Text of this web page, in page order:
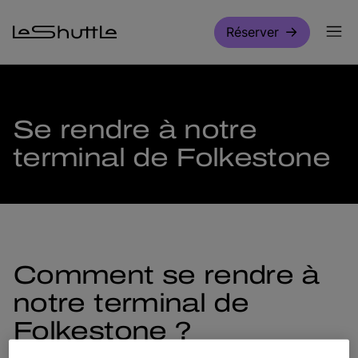
Réserver
Se rendre à notre
terminal de Folkestone
Comment se rendre à
notre terminal de
Folkestone ?